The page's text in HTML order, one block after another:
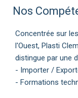
Nos
Concentrée sur
l'Ouest, Plasti
distingue par une
- Importer /
- Formations